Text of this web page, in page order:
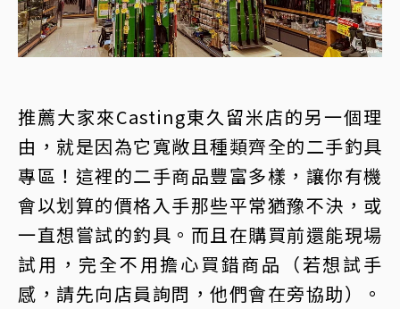
推薦大家來Casting東久留米店的另一個理
由，就是因為它寬敞且種類齊全的二手釣具
專區！這裡的二手商品豐富多樣，讓你有機
會以划算的價格入手那些平常猶豫不決，或
一直想嘗試的釣具。而且在購買前還能現場
試用，完全不用擔心買錯商品（若想試手
感，請先向店員詢問，他們會在旁協助）。